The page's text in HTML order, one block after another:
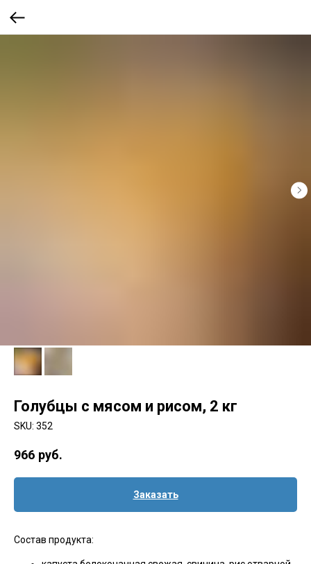
Голубцы с мясом и рисом, 2 кг
SKU: 352
966 руб.
Заказать
Состав продукта: